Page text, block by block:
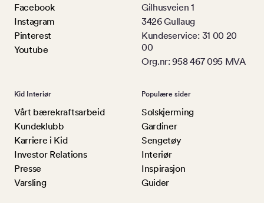
Facebook
Instagram
Pinterest
Youtube
Gilhusveien 1
3426 Gullaug
Kundeservice: 31 00 20
00
Org.nr: 958 467 095 MVA
Kid Interiør
Vårt bærekraftsarbeid
Kundeklubb
Karriere i Kid
Investor Relations
Presse
Varsling
Populære sider
Solskjerming
Gardiner
Sengetøy
Interiør
Inspirasjon
Guider